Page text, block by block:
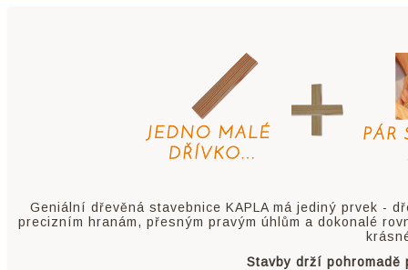
Geniální dřevěná stavebnice KAPLA má jediný prvek -
precizním hranám, přesným pravým úhlům a dokonalé
Stavby drží